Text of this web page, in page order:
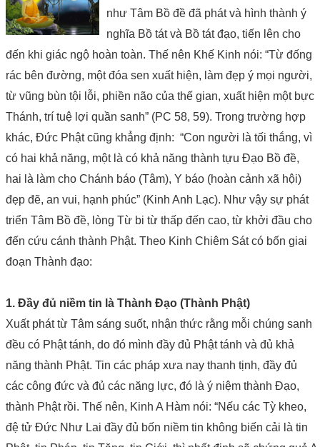
như Tâm Bồ đề đã phát và hình thành ý
nghĩa Bồ tát và Bồ tát đạo, tiến lên cho
đến khi giác ngộ hoàn toàn. Thế nên Khế Kinh nói: “Từ đống
rác bên đường, một đóa sen xuất hiện, làm đẹp ý mọi người,
từ vũng bùn tội lỗi, phiền não của thế gian, xuất hiện một bực
Thánh, trí tuệ lợi quần sanh” (PC 58, 59). Trong trường hợp
khác, Đức Phật cũng khẳng định: “Con người là tối thắng, vì
có hai khả năng, một là có khả năng thành tựu Đạo Bồ đề,
hai là làm cho Chánh báo (Tâm), Y báo (hoàn cảnh xã hội)
đẹp đẽ, an vui, hạnh phúc” (Kinh Anh Lạc). Như vậy sự phát
triển Tâm Bồ đề, lòng Từ bi từ thấp đến cao, từ khởi đầu cho
đến cứu cánh thành Phật. Theo Kinh Chiêm Sát có bốn giai
đoạn Thành đạo:
1. Đầy đủ niềm tin là Thành Đạo (Thành Phật)
Xuất phát từ Tâm sáng suốt, nhận thức rằng mỗi chúng sanh
đều có Phật tánh, do đó mình đầy đủ Phật tánh và đủ khả
năng thành Phật. Tin các pháp xưa nay thanh tịnh, đầy đủ
các công đức và đủ các năng lực, đó là ý niệm thành Đạo,
thành Phật rồi. Thế nên, Kinh A Hàm nói: “Nếu các Tỳ kheo,
đệ tử Đức Như Lai đầy đủ bốn niềm tin không biến cải là tin